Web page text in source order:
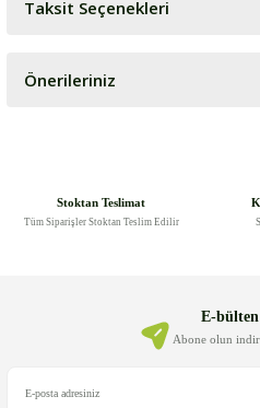
Bu ürüne ilk
Taksit Seçenekleri
Önerileriniz
Ürün bilgilerinde hatalar bulunuyor.
Ürün fiyatı diğer sitelerden daha
Stoktan Teslimat
Tüm Siparişler Stoktan Teslim Edilir
E-
Abone olun